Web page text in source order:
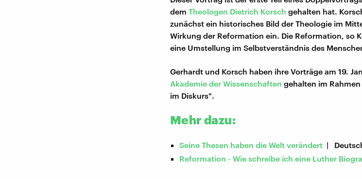
dem Theologen Dietrich Korsch gehalten hat.
zunächst ein historisches Bild der Theologie im
Wirkung der Reformation ein. Die Reformation, so
eine Umstellung im Selbstverständnis des
Gerhardt und Korsch haben ihre Vorträge am 19.
Akademie der Wissenschaften gehalten im
im Diskurs".
Mehr dazu:
Seine Thesen haben die Welt verändert |
Reformation - Wie schreibe ich eine Luther